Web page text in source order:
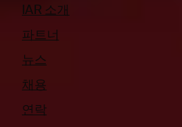
IAR 소개
파트너
뉴스
채용
연락